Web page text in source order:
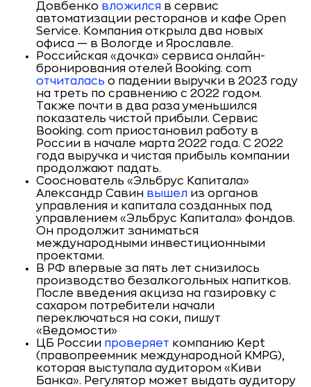
Довбенко вложился в сервис
автоматизации ресторанов и кафе Open
Service. Компания открыла два новых
офиса — в Вологде и Ярославле.
Российская «дочка» сервиса онлайн-
бронирования отелей Booking. com
отчиталась о падении выручки в 2023 году
на треть по сравнению с 2022 годом.
Также почти в два раза уменьшился
показатель чистой прибыли. Сервис
Booking. com приостановил работу в
России в начале марта 2022 года. С 2022
года выручка и чистая прибыль компании
продолжают падать.
Сооснователь «Эльбрус Капитала»
Александр Савин вышел из органов
управления и капитала созданных под
управлением «Эльбрус Капитала» фондов.
Он продолжит заниматься
международными инвестиционными
проектами.
В РФ впервые за пять лет снизилось
производство безалкогольных напитков.
После введения акциза на газировку с
сахаром потребители начали
переключаться на соки, пишут
«Ведомости»
ЦБ России проверяет компанию Kept
(правопреемник международной KMPG),
которая выступала аудитором «Киви
Банка». Регулятор может выдать аудитору